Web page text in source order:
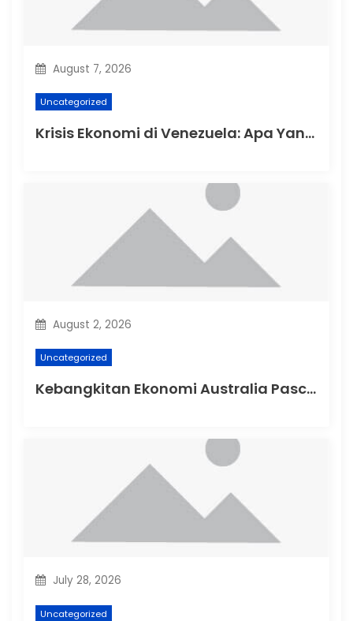
August 7, 2026
Uncategorized
Krisis Ekonomi di Venezuela: Apa Yang Terjadi?
August 2, 2026
Uncategorized
Kebangkitan Ekonomi Australia Pasca-Pandemi
July 28, 2026
Uncategorized